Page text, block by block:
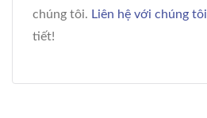
chúng tôi. Liên hệ với chúng tôi
tiết!